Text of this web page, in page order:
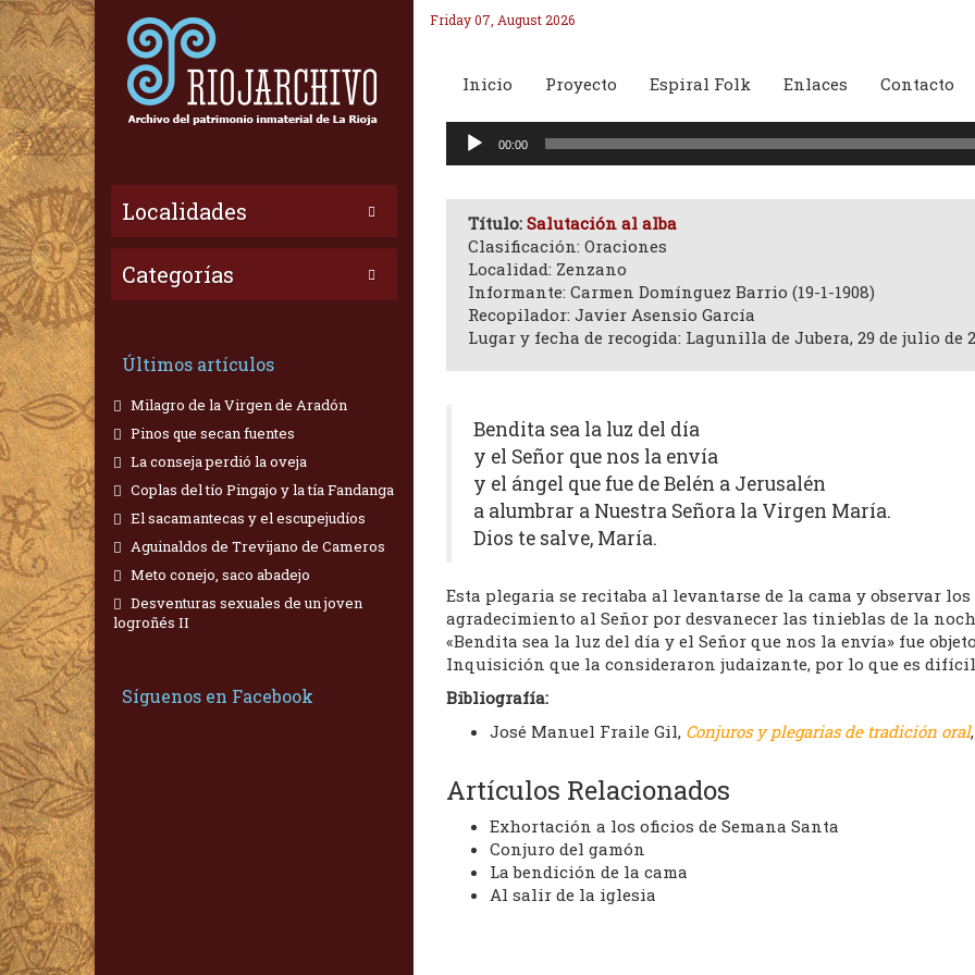
Localidades
Categorías
Últimos artículos
Milagro de la Virgen de Aradón
Pinos que secan fuentes
La conseja perdió la oveja
Coplas del tío Pingajo y la tía Fandanga
El sacamantecas y el escupejudíos
Aguinaldos de Trevijano de Cameros
Meto conejo, saco abadejo
Desventuras sexuales de un joven
logroñés II
Síguenos en Facebook
Friday 07, August 2026
Inicio Proyecto Espiral Folk Enlaces Contacto
Reproductor
00:00
Título: Salutación al alba
Clasificación: Oraciones
Localidad: Zenzano
Informante: Carmen Domínguez Barrio (19-1-1908)
Recopilador: Javier Asensio García
Lugar y fecha de recogida: Lagunilla de Jubera, 29 de julio de
Bendita sea la luz del día
y el Señor que nos la envía
y el ángel que fue de Belén a Jerusalén
a alumbrar a Nuestra Señora la Virgen María.
Dios te salve, María.
Esta plegaria se recitaba al levantarse de la cama y observar
agradecimiento al Señor por desvanecer las tinieblas de la
«Bendita sea la luz del día y el Señor que nos la envía» fue
Inquisición que la consideraron judaizante, por lo que es
Bibliografía:
José Manuel Fraile Gil, Conjuros y plegarias de tradición oral
Artículos Relacionados
Exhortación a los oficios de Semana Santa
Conjuro del gamón
La bendición de la cama
Al salir de la iglesia